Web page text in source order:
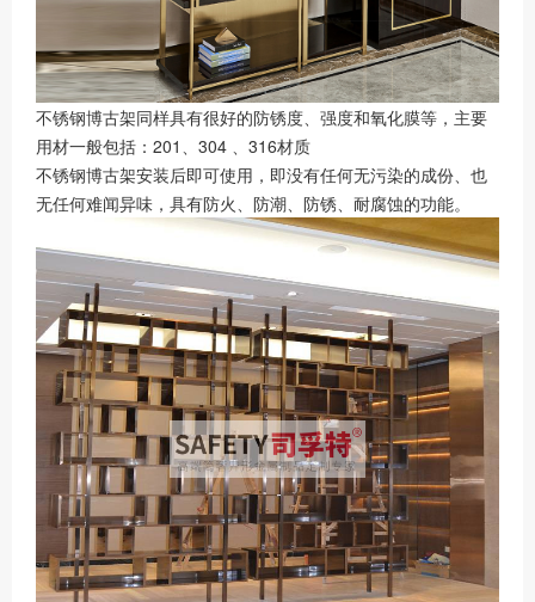
不锈钢博古架同样具有很好的防锈度、强度和氧化膜等，主要
用材一般包括：201、304 、316材质
不锈钢博古架安装后即可使用，即没有任何无污染的成份、也
无任何难闻异味，具有防火、防潮、防锈、耐腐蚀的功能。